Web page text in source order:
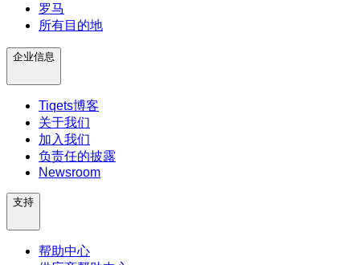
罗马
所有目的地
企业信息
Tiqets博客
关于我们
加入我们
负责任的披露
Newsroom
支持
帮助中心